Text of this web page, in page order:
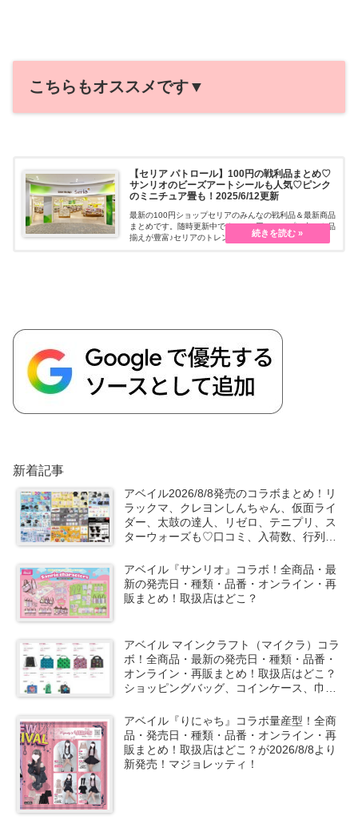
こちらもオススメです▼
【セリア パトロール】100円の戦利品まとめ♡
サンリオのビーズアートシールも人気♡ピンク
のミニチュア畳も！2025/6/12更新
最新の100円ショップセリアのみんなの戦利品＆最新商品
まとめです。随時更新中です。100円ショップの中でも品
揃えが豊富♪セリアのトレンドをチェックできます。
新着記事
アベイル2026/8/8発売のコラボまとめ！リ
ラックマ、クレヨンしんちゃん、仮面ライ
ダー、太鼓の達人、リゼロ、テニプリ、ス
ターウォーズも♡口コミ、入荷数、行列、
アベイル『サンリオ』コラボ！全商品・最
新の発売日・種類・品番・オンライン・再
販まとめ！取扱店はどこ？
アベイル マインクラフト（マイクラ）コラ
ボ！全商品・最新の発売日・種類・品番・
オンライン・再販まとめ！取扱店はどこ？
ショッピングバッグ、コインケース、巾着
アベイル『りにゃち』コラボ量産型！全商
品・発売日・種類・品番・オンライン・再
販まとめ！取扱店はどこ？が2026/8/8より
新発売！マジョレッティ！